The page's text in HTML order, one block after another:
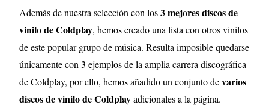
Además de nuestra selección con los3 mejores discos de
vinilo de Coldplay, hemos creado una lista con otros vinilos
de este popular grupo de música. Resulta imposible quedarse
únicamente con 3 ejemplos de la amplia carrera discográfica
de Coldplay, por ello, hemos añadido un conjunto devarios
discos de vinilo de Coldplayadicionales a la página.